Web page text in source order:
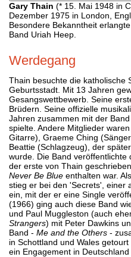
Gary Thain (* 15. Mai 1948 in
Dezember 1975 in London,
Besondere Bekanntheit
Band Uriah Heep.
Werdegang
Thain besuchte die katholische
Geburtsstadt. Mit 13 Jahren
Gesangswettbewerb. Seine
Brüdern. Seine offizielle
Jahren zusammen mit der Band
spielte. Andere Mitglieder
Gitarre), Graeme Ching
Beattie (Schlagzeug), der
wurde. Die Band
der erste von Thain
Never Be Blue enthalten war.
stieg er bei den 'Secrets', einer
ein, mit der er eine Single
(1966) ging auch diese Band
und Paul Muggleston (auch
Strangers) mit Peter Dawkins
Band - Me and the Others -
in Schottland und Wales
ein Engagement in Deutschland